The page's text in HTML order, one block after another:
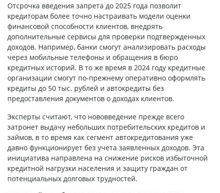
Отсрочка введения запрета до 2025 года позволит
кредиторам более точно настраивать модели оценки
финансовой способности клиентов, внедрять
дополнительные сервисы для проверки подтвержденных
доходов. Например, банки смогут анализировать расходы
через мобильные телефоны и обращения в бюро
кредитных историй. В то же время в 2024 году кредитные
организации смогут по-прежнему оперативно оформлять
кредиты до 50 тыс. рублей и автокредиты без
предоставления документов о доходах клиентов.
Эксперты считают, что нововведение прежде всего
затронет выдачу небольших потребительских кредитов и
займов, в то время как сегмент автокредитования уже
давно функционирует без учета заявленных доходов. Эта
инициатива направлена на снижение рисков избыточной
кредитной нагрузки населения и защиту граждан от
потенциальных долговых трудностей.